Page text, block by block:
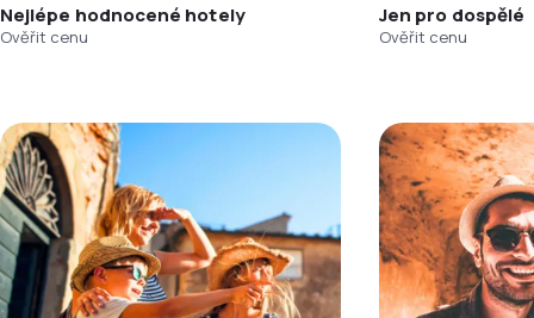
Nejlépe hodnocené hotely
Ověřit cenu
Jen pro dospělé
Ověřit cenu